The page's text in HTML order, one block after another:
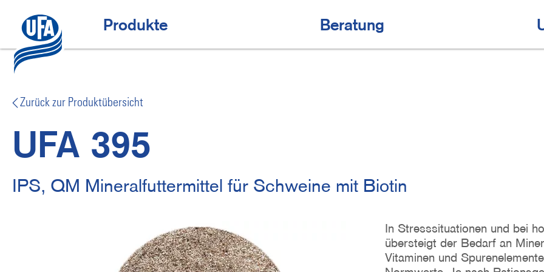
Inhalt
H
a
t
a
v
i
Produkte Beratung
Top-Angebote
Zurück zur Produktübersicht
UFA 395
IPS, QM Mineralfuttermittel für Schweine mit Biotin
In Stresssituationen und bei
übersteigt der Bedarf an
Vitaminen und